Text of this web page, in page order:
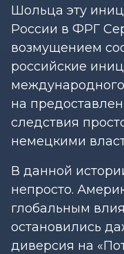
Шольца эту
России в ФРГ
возмущением
российские
на
следствия
немецкими
В данной
непросто.
глобальным
остановились
диверсия на